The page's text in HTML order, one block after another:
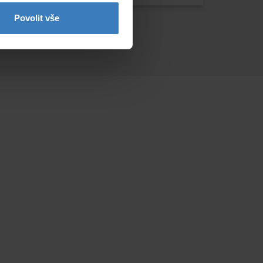
Povolit vše